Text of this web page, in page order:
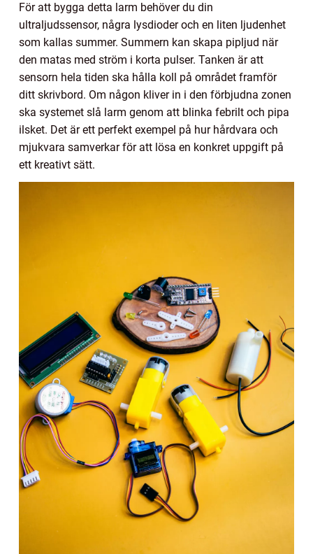
För att bygga detta larm behöver du din
ultraljudssensor, några lysdioder och en liten ljudenhet
som kallas summer. Summern kan skapa pipljud när
den matas med ström i korta pulser. Tanken är att
sensorn hela tiden ska hålla koll på området framför
ditt skrivbord. Om någon kliver in i den förbjudna zonen
ska systemet slå larm genom att blinka febrilt och pipa
ilsket. Det är ett perfekt exempel på hur hårdvara och
mjukvara samverkar för att lösa en konkret uppgift på
ett kreativt sätt.